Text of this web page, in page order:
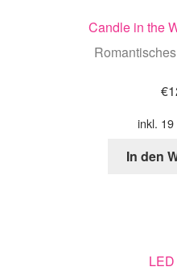
Candle in the
€
inkl.
In den